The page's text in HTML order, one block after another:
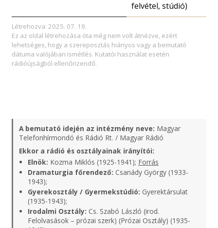
felvétel, stúdió)
Létrehozva: 2025. 07. 19.
Ez az oldal létrehozása óta még nem volt átnézve, ezért
lehetséges, hogy a szereposztás hiányos vagy a bemutató
dátuma valójában ismétlés. Kutatói használat esetén
rádióújságból ellenőrizendő.
A bemutató idején az intézmény neve: Magyar
Telefonhírmondó és Rádió Rt. / Magyar Rádió
Ekkor a rádió és osztályainak irányítói:
Elnök: Kozma Miklós (1925-1941); Forrás
Dramaturgia főrendező: Csanády György (1933-
1943);
Gyerekosztály / Gyermekstúdió: Gyerektársulat
(1935-1943);
Irodalmi Osztály: Cs. Szabó László (irod.
Felolvasások – prózai szerk) (Prózai Osztály) (1935-